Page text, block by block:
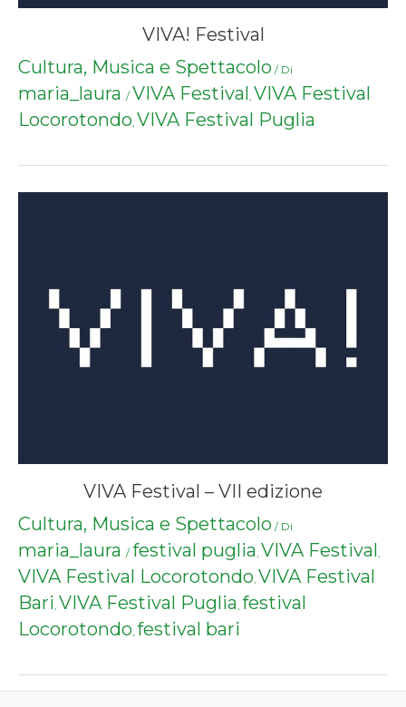
VIVA! Festival
Cultura, Musica e Spettacolo / Di
maria_laura / VIVA Festival , VIVA Festival
Locorotondo, VIVA Festival Puglia
VIVA Festival – VII edizione
Cultura, Musica e Spettacolo / Di
maria_laura /festival puglia, VIVA Festival,
VIVA Festival Locorotondo, VIVA Festival
Bari, VIVA Festival Puglia, festival
Locorotondo, festival bari